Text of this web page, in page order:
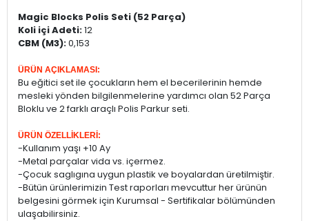
Magic Blocks Polis Seti (52 Parça)
Koli içi Adeti:12
CBM (M3):0,153
ÜRÜN AÇIKLAMASI:
Bu eğitici set ile çocukların hem el becerilerinin hemde
mesleki yönden bilgilenmelerine yardımcı olan 52 Parça
Bloklu ve 2 farklı araçlı Polis Parkur seti.
ÜRÜN ÖZELLİKLERİ:
-Kullanım yaşı +10 Ay
-Metal parçalar vida vs. içermez.
-Çocuk saglıgına uygun plastik ve boyalardan üretilmiştir.
-Bütün ürünlerimizin Test raporları mevcuttur her ürünün
belgesini görmek için Kurumsal - Sertifikalar bölümünden
ulaşabilirsiniz.